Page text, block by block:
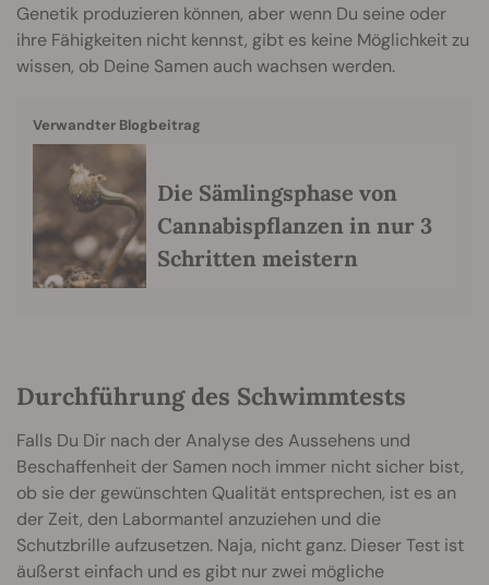
Genetik produzieren können, aber wenn Du seine oder
ihre Fähigkeiten nicht kennst, gibt es keine Möglichkeit zu
wissen, ob Deine Samen auch wachsen werden.
Verwandter Blogbeitrag
Die Sämlingsphase von
Cannabispflanzen in nur 3
Schritten meistern
Durchführung des Schwimmtests
Falls Du Dir nach der Analyse des Aussehens und
Beschaffenheit der Samen noch immer nicht sicher bist,
ob sie der gewünschten Qualität entsprechen, ist es an
der Zeit, den Labormantel anzuziehen und die
Schutzbrille aufzusetzen. Naja, nicht ganz. Dieser Test ist
äußerst einfach und es gibt nur zwei mögliche